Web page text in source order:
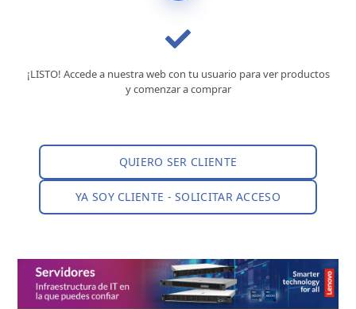
¡LISTO! Accede a nuestra web con tu usuario para ver productos
y comenzar a comprar
QUIERO SER CLIENTE
YA SOY CLIENTE - SOLICITAR ACCESO